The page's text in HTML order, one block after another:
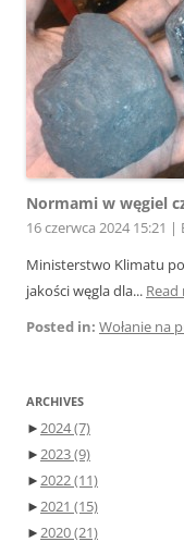
Normami w węgiel
16 czerwca 2024 15:21 |
Ministerstwo Klimatu
jakości węgla dla...
Posted in: Wołanie na
ARCHIVES
►2024(7)
►2023(9)
►2022(11)
►2021 (15)
►2020(21)